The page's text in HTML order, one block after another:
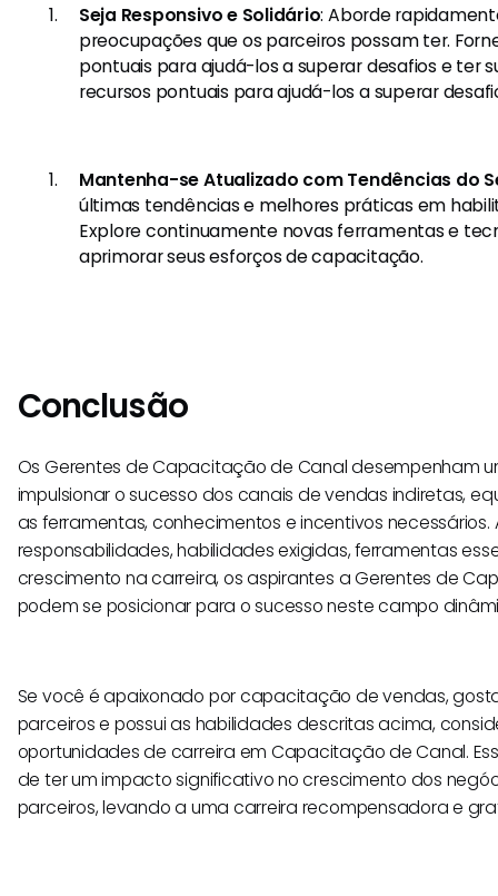
Seja Responsivo e Solidário: Aborde
preocupações que os parceiros possam ter.
pontuais para ajudá-los a superar desafios e ter
recursos pontuais para ajudá-los a superar
Mantenha-se Atualizado com Tendências do
últimas tendências e melhores práticas em
Explore continuamente novas ferramentas e
aprimorar seus esforços de capacitação.
Conclusão
Os Gerentes de Capacitação de Canal desempenham
impulsionar o sucesso dos canais de vendas indiretas,
as ferramentas, conhecimentos e incentivos necessários.
responsabilidades, habilidades exigidas, ferramentas
crescimento na carreira, os aspirantes a Gerentes de
podem se posicionar para o sucesso neste campo
Se você é apaixonado por capacitação de vendas,
parceiros e possui as habilidades descritas acima,
oportunidades de carreira em Capacitação de Canal.
de ter um impacto significativo no crescimento dos
parceiros, levando a uma carreira recompensadora e